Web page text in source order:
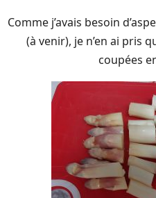
Comme j’avais besoin
(à venir), je n’en ai pris
coupées